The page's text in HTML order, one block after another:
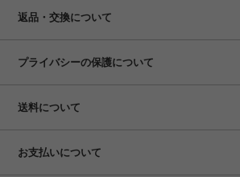
返品・交換について
プライバシーの保護について
送料について
お支払いについて